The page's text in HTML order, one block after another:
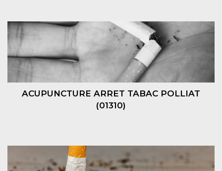
ACUPUNCTURE ARRET TABAC POLLIAT
(01310)